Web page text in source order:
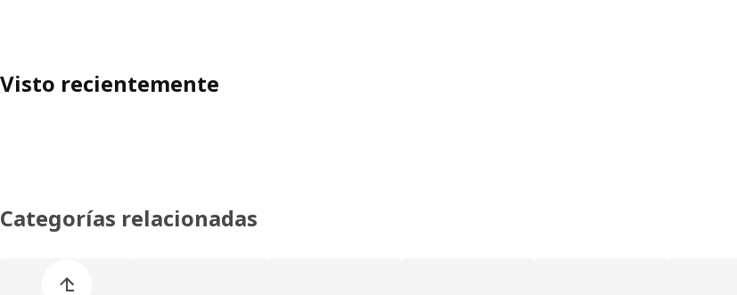
Visto recientemente
Categorías relacionadas